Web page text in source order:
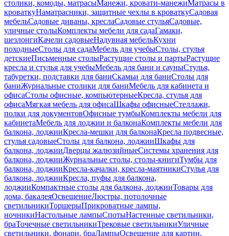
столики, комоды, матрасыМанежи, кровати-манежиМатрасы в
кроваткуНаматрасники, защитные чехлы в кроваткуСадовая
мебельСадовые диваны, креслаСадовые стульяСадовые,
уличные столыКомплекты мебели для садаГамаки,
шезлонгиКачели садовыеНадувная мебельКухни
походныеСтолы для садаМебель для учебыСтолы, стулья
детскиеПисьменные столыРастущие столы и партыРастущие
кресла и стулья для учебыМебель для бани и сауныСтулья,
табуретки, подставки для баниСкамьи для баниСтолы для
баниЖурнальные столики для баниМебель для кабинета и
офисаСтолы офисные, компьютерныеКресла, стулья для
офисаМягкая мебель для офисаШкафы офисныеСтеллажи,
полки для документовОфисные тумбыКомплекты мебели для
кабинетаМебель для лоджии и балконаКомплекты мебели для
балкона, лоджииКресла-мешки для балконаКресла подвесные,
стулья садовыеСтолы для балкона, лоджииШкафы для
балкона, лоджииДверцы жалюзийныеСистемы хранения для
балкона, лоджииЖурнальные столы, столы-книгиТумбы для
балкона, лоджииКресла-качалки, кресла-маятникиСтулья для
балкона, лоджииКресла, пуфы для балкона,
лоджииКомпактные столы для балкона, лоджииТовары для
дома, бакалеяОсвещениеЛюстры, потолочные
светильникиТоршерыПрикроватные лампы,
ночникиНастольные лампыСпотыНастенные светильники,
браТочечные светильникиТрековые светильникиУличные
светильники, фонари, браЛампыОсвещение для картин,